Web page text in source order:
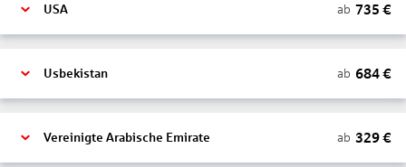
USA ab 735 €
Usbekistan ab 684€
Vereinigte Arabische Emirate ab 329€